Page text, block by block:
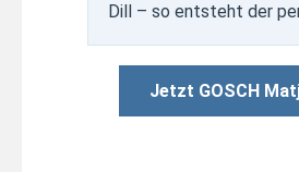
Dill – so entsteht der
Jetzt GOSCH